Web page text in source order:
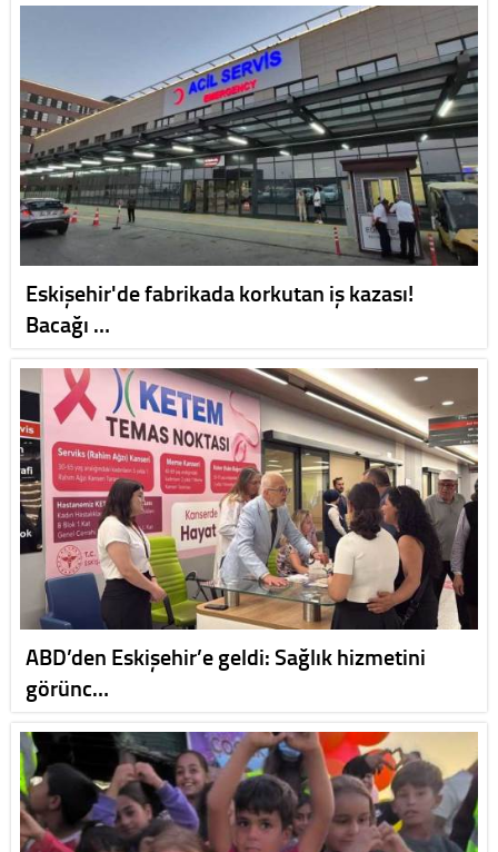
Eskişehir'de fabrikada korkutan iş kazası!
Bacağı …
ABD’den Eskişehir’e geldi: Sağlık hizmetini
görünc…